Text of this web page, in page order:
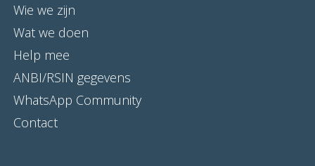
Wie we zijn
Wat we doen
Help mee
ANBI/RSIN gegevens
WhatsApp Community
Contact